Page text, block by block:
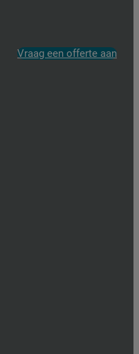
Vraag een offerte aan